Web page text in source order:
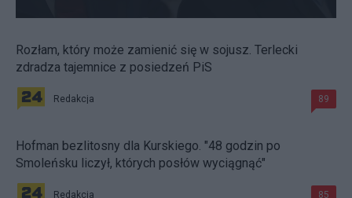
Rozłam, który może zamienić się w sojusz. Terlecki
zdradza tajemnice z posiedzeń PiS
Redakcja 89
Hofman bezlitosny dla Kurskiego. "48 godzin po
Smoleńsku liczył, których posłów wyciągnąć"
Redakcja 85